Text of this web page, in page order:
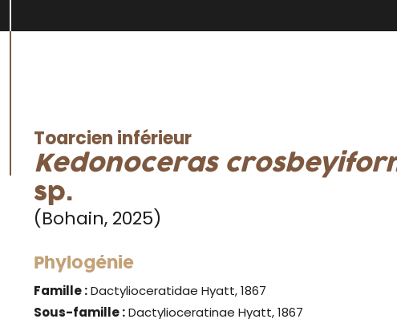
Toarcien inférieur
Kedonoceras
sp.
(Bohain, 2025)
Phylogénie
Famille :Dactylioceratidae Hyatt, 1867
Sous-famille :Dactylioceratinae Hyatt, 1867